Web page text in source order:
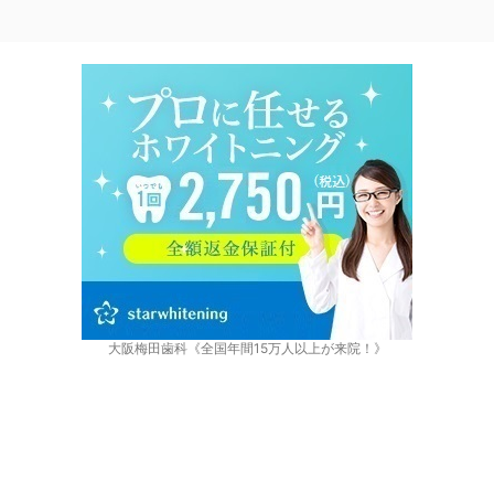
大阪梅田歯科《全国年間15万人以上が来院！》